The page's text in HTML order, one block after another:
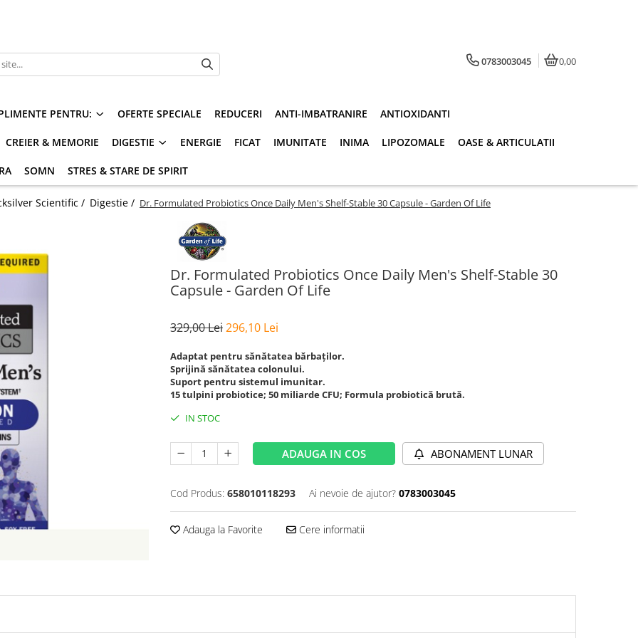
0783003045 0,00
PENTRU: OFERTE SPECIALE REDUCERI ANTI-IMBATRANIRE ANTIOXIDANTI
CREIER & MEMORIE DIGESTIE ENERGIE FICAT IMUNITATE INIMA LIPOZOMALE OASE & ARTICULATII
SOMN STRES & STARE DE SPIRIT
Scientific / Digestie / Dr. Formulated Probiotics Once Daily Men's Shelf-Stable 30 Capsule - Garden Of Life
Dr. Formulated Probiotics Once Daily Men's Shelf-Stable 30
Capsule - Garden Of Life
329,00 Lei296,10 Lei
Adaptat pentru sănătatea bărbaților.
Sprijină sănătatea colonului.
Suport pentru sistemul imunitar.
15 tulpini probiotice; 50 miliarde CFU; Formula probiotică brută.
IN STOC
ADAUGA IN COS ABONAMENT LUNAR
Cod Produs: 658010118293 Ai nevoie de ajutor? 0783003045
Adauga la Favorite Cere informatii